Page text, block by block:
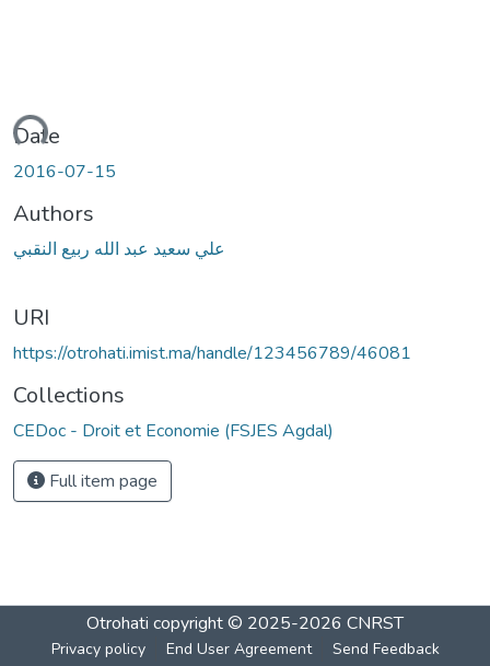
Date
2016-07-15
Authors
علي سعيد عبد الله ربيع النقبي
URI
https://otrohati.imist.ma/handle/123456789/46081
Collections
CEDoc - Droit et Economie (FSJES Agdal)
Full item page
Otrohati copyright © 2025-2026 CNRST
Privacy policy End User Agreement Send Feedback